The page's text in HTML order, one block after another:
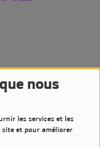
nous
les services et les
et pour améliorer
by François GEE
sur LM7 Radio